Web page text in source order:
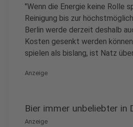
"Wenn die Energie keine Rolle
Reinigung bis zur
Berlin werde derzeit deshalb
Kosten gesenkt werden
spielen als bislang, ist Natz
Anzeige
Bier immer unbeliebter in
Anzeige